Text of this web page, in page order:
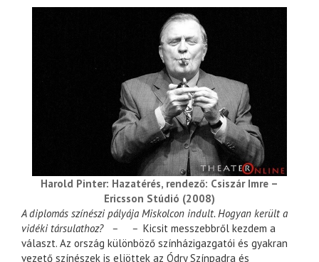
Harold Pinter: Hazatérés, rendező: Csiszár Imre –
Ericsson Stúdió (2008)
A diplomás színészi pályája Miskolcon indult. Hogyan került a
vidéki társulathoz? – – Kicsit messzebbről kezdem a
választ. Az ország különböző színházigazgatói és gyakran
vezető színészek is eljöttek az Ódry Színpadra és